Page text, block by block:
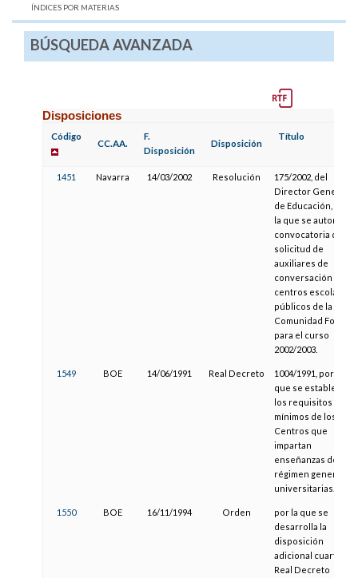
AQUÍ:
ÍNDICES POR MATERIAS
BÚSQUEDA AVANZADA
Disposiciones
Código
CC.AA.
F.
Disposición
Disposición
Título
1451 Navarra 14/03/2002 Resolución
175/2002, del
Director General
de Educación, por
la que se autoriza la
convocatoria de
solicitud de
auxiliares de
conversación para
centros escolares
públicos de la
Comunidad Foral
para el curso
2002/2003.
1549 BOE 14/06/1991 Real Decreto
1004/1991, por el
que se establecen
los requisitos
mínimos de los
Centros que
impartan
enseñanzas de
régimen general no
universitarias.
1550 BOE 16/11/1994 Orden
por la que se
desarrolla la
disposición
adicional cuarta del
Real Decreto